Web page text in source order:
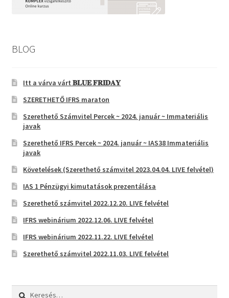
BLOG
Itt a várva várt 𝐁𝐋𝐔𝐄 𝐅𝐑𝐈𝐃𝐀𝐘
SZERETHETŐ IFRS maraton
Szerethető Számvitel Percek ~ 2024. január ~ Immateriális
javak
Szerethető IFRS Percek ~ 2024. január ~ IAS38 Immateriális
javak
Követelések (Szerethető számvitel 2023.04.04. LIVE felvétel)
IAS 1 Pénzügyi kimutatások prezentálása
Szerethető számvitel 2022.12.20. LIVE felvétel
IFRS webinárium 2022.12.06. LIVE felvétel
IFRS webinárium 2022.11.22. LIVE felvétel
Szerethető számvitel 2022.11.03. LIVE felvétel
Keresés: